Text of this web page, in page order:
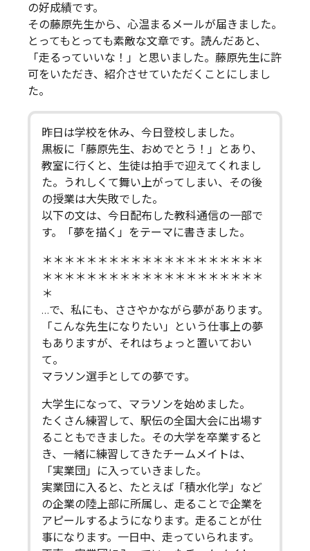
の好成績です。
その藤原先生から、心温まるメールが届きました。
とってもとっても素敵な文章です。読んだあと、
「走るっていいな！」と思いました。藤原先生に許
可をいただき、紹介させていただくことにしまし
た。
昨日は学校を休み、今日登校しました。
黒板に「藤原先生、おめでとう！」とあり、
教室に行くと、生徒は拍手で迎えてくれまし
た。うれしくて舞い上がってしまい、その後
の授業は大失敗でした。
以下の文は、今日配布した教科通信の一部で
す。「夢を描く」をテーマに書きました。
＊＊＊＊＊＊＊＊＊＊＊＊＊＊＊＊＊＊＊＊
＊＊＊＊＊＊＊＊＊＊＊＊＊＊＊＊＊＊＊＊
＊
…で、私にも、ささやかながら夢があります。
「こんな先生になりたい」という仕事上の夢
もありますが、それはちょっと置いておい
て。
マラソン選手としての夢です。
大学生になって、マラソンを始めました。
たくさん練習して、駅伝の全国大会に出場す
ることもできました。その大学を卒業すると
き、一緒に練習してきたチームメイトは、
「実業団」に入っていきました。
実業団に入ると、たとえば「積水化学」など
の企業の陸上部に所属し、走ることで企業を
アピールするようになります。走ることが仕
事になります。一日中、走っていられます。